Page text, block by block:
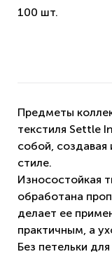
100 шт.
Предметы
текстиля Settle
собой,
стиле.
Износостойкая
обработана
делает ее
практичным, а
Без петельки